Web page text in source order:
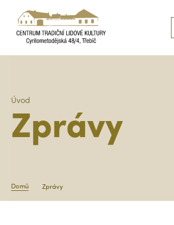
Úvod
Zprávy
Domů Zprávy